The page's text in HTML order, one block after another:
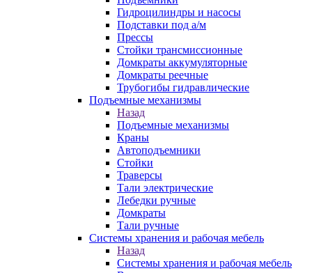
Гидроцилиндры и насосы
Подставки под а/м
Прессы
Стойки трансмиссионные
Домкраты аккумуляторные
Домкраты реечные
Трубогибы гидравлические
Подъемные механизмы
Назад
Подъемные механизмы
Краны
Автоподъемники
Стойки
Траверсы
Тали электрические
Лебедки ручные
Домкраты
Тали ручные
Системы хранения и рабочая мебель
Назад
Системы хранения и рабочая мебель